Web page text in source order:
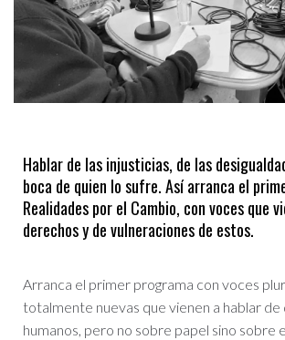
Hablar de las injusticias, de las
boca de quien lo sufre. Así arranca el
Realidades por el Cambio, con voces que
derechos y de vulneraciones de estos.
Arranca el primer programa con voces
totalmente nuevas que vienen a hablar
humanos, pero no sobre papel sino sobre